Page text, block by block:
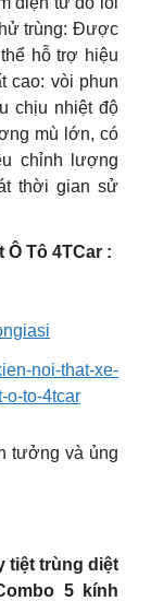
trùng: Được
hỗ trợ hiệu
cao: vòi phun
chịu nhiệt độ
mù lớn, có
chỉnh lượng
thời gian sử
Ô Tô 4TCar :
noi-that-xe-
o-to-4tcar
tưởng và ủng
tiệt trùng diệt
5 kính